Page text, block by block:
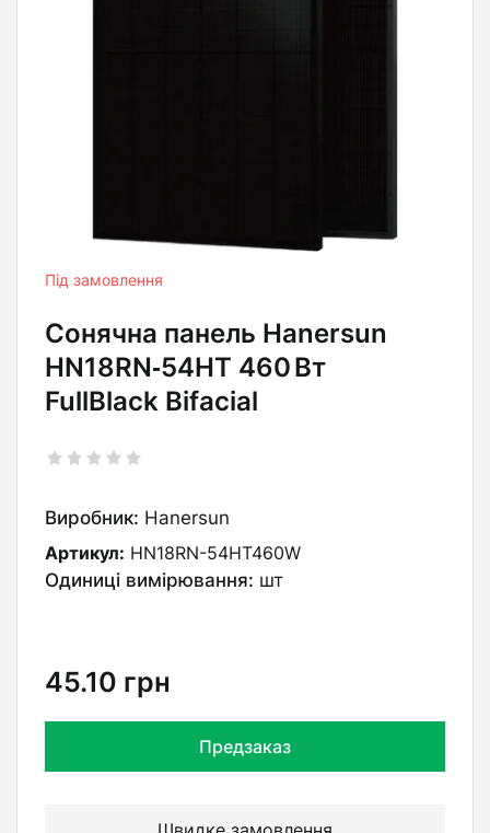
Під замовлення
Сонячна панель Hanersun
HN18RN‑54HT 460 Вт
FullBlack Bifacial
Виробник: Hanersun
Артикул: HN18RN-54HT460W
Одиниці вимірювання: шт
45.10 грн
Предзаказ